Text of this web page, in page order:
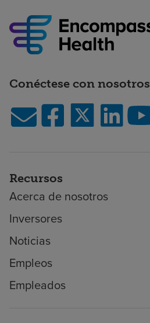
Conéctese con nosotros
Recursos
Acerca de nosotros
Inversores
Noticias
Empleos
Empleados